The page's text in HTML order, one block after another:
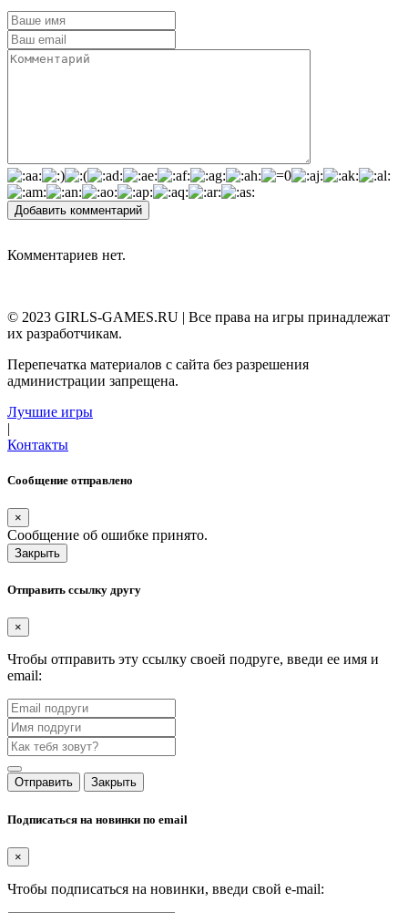
Добавить комментарий
Комментариев нет.
© 2023 GIRLS-GAMES.RU | Все права на игры принадлежат
их разработчикам.
Перепечатка материалов с сайта без разрешения
администрации запрещена.
Лучшие игры
|
Контакты
Сообщение отправлено
×
Сообщение об ошибке принято.
Закрыть
Отправить ссылку другу
×
Чтобы отправить эту ссылку своей подруге, введи ее имя и
email:
Отправить Закрыть
Подписаться на новинки по email
×
Чтобы подписаться на новинки, введи свой e-mail: